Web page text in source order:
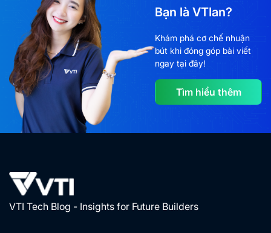
Bạn là VTIan?
Khám phá cơ chế nhuận
bút khi đóng góp bài viết
ngay tại đây!
Tìm hiểu thêm
VTI Tech Blog - Insights for Future Builders